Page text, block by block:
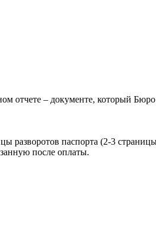
отчете – документе, который
разворотов паспорта (2-3
после оплаты.